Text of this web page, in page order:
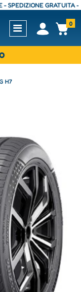
GRATUITA -
Open0
H7